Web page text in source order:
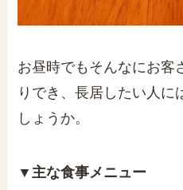
お昼時でもそんなにお客
りでき、長居したい人
しょうか。
▼主な食事メニュー